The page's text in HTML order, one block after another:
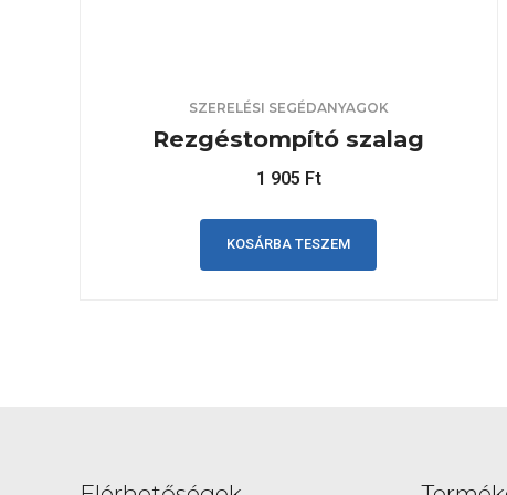
SZERELÉSI SEGÉDANYAGOK
Rezgéstompító szalag
1 905 Ft
KOSÁRBA TESZEM